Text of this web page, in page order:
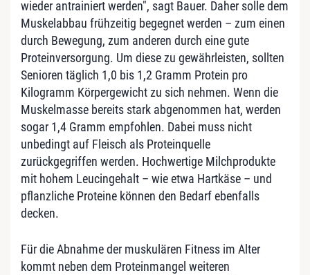
wieder antrainiert werden", sagt Bauer. Daher solle dem
Muskelabbau frühzeitig begegnet werden – zum einen
durch Bewegung, zum anderen durch eine gute
Proteinversorgung. Um diese zu gewährleisten, sollten
Senioren täglich 1,0 bis 1,2 Gramm Protein pro
Kilogramm Körpergewicht zu sich nehmen. Wenn die
Muskelmasse bereits stark abgenommen hat, werden
sogar 1,4 Gramm empfohlen. Dabei muss nicht
unbedingt auf Fleisch als Proteinquelle
zurückgegriffen werden. Hochwertige Milchprodukte
mit hohem Leucingehalt – wie etwa Hartkäse – und
pflanzliche Proteine können den Bedarf ebenfalls
decken.
Für die Abnahme der muskulären Fitness im Alter
kommt neben dem Proteinmangel weiteren